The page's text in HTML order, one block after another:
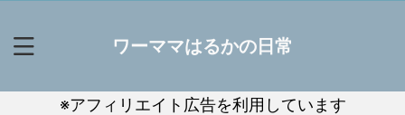
ワーママはるかの日常
※アフィリエイト広告を利用しています